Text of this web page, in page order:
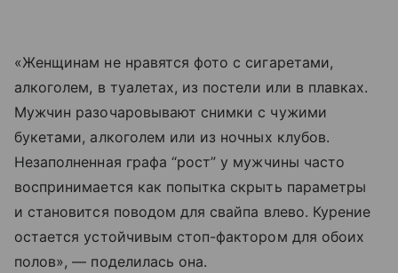
«Женщинам не нравятся фото с сигаретами,
алкоголем, в туалетах, из постели или в плавках.
Мужчин разочаровывают снимки с чужими
букетами, алкоголем или из ночных клубов.
Незаполненная графа “рост” у мужчины часто
воспринимается как попытка скрыть параметры
и становится поводом для свайпа влево. Курение
остается устойчивым стоп-фактором для обоих
полов», — поделилась она.